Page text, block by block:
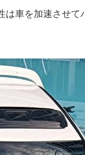
車を加速させて